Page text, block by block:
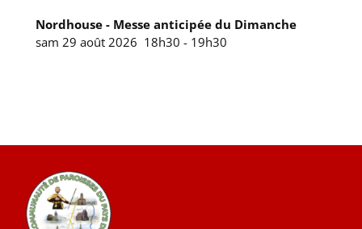
Nordhouse - Messe anticipée du Dimanche
sam 29 août 2026 18h30 - 19h30